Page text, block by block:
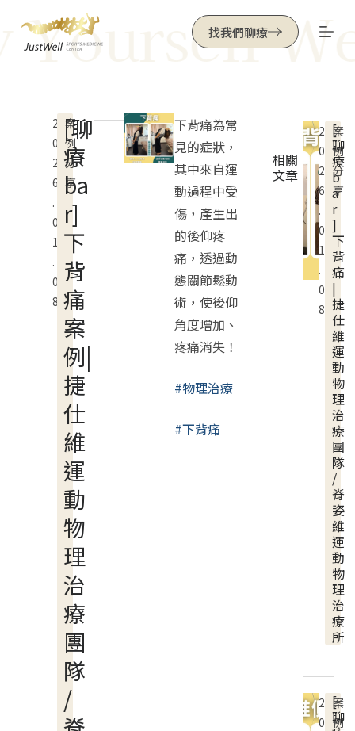
跳
至
找我們聊療
2
0
2
6
.
0
1
.
0
8
案
例
分
享
[聊
療
ba
r]
下
背
痛
案
例|
捷
仕
維
運
動
物
理
治
療
團
隊
/
下背痛為常
見的症狀，
其中來自運
動過程中受
傷，產生出
的後仰疼
痛，透過動
態關節鬆動
術，使後仰
角度增加、
疼痛消失！
#物理治療
#下背痛
相關
文章
2
0
2
6
.
0
1
.
0
8
案
例
分
享
[
聊
療
b
a
r
]
下
背
痛
|
捷
仕
維
運
動
物
理
治
療
團
隊
/
脊
姿
維
運
動
物
理
治
療
所
2
0
案
例
[
聊